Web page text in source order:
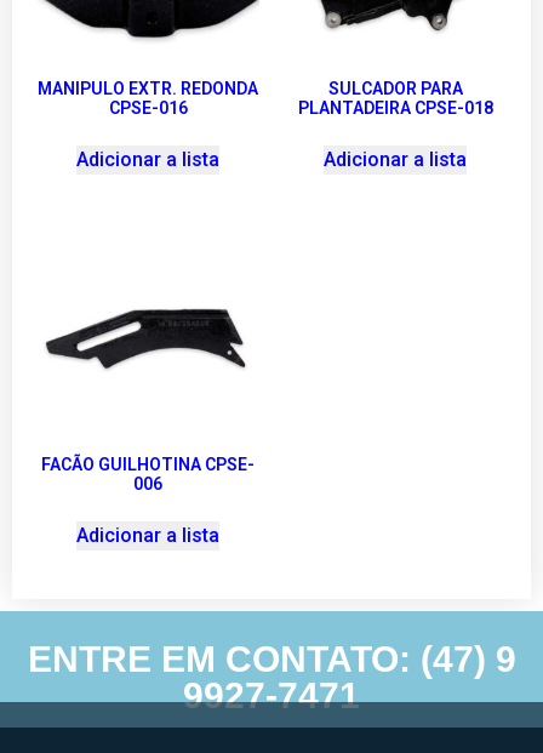
MANIPULO EXTR. REDONDA
CPSE-016
Adicionar a lista
SULCADOR PARA
PLANTADEIRA CPSE-018
Adicionar a lista
FACÃO GUILHOTINA CPSE-
006
Adicionar a lista
ENTRE EM CONTATO: (47) 9
9927-7471